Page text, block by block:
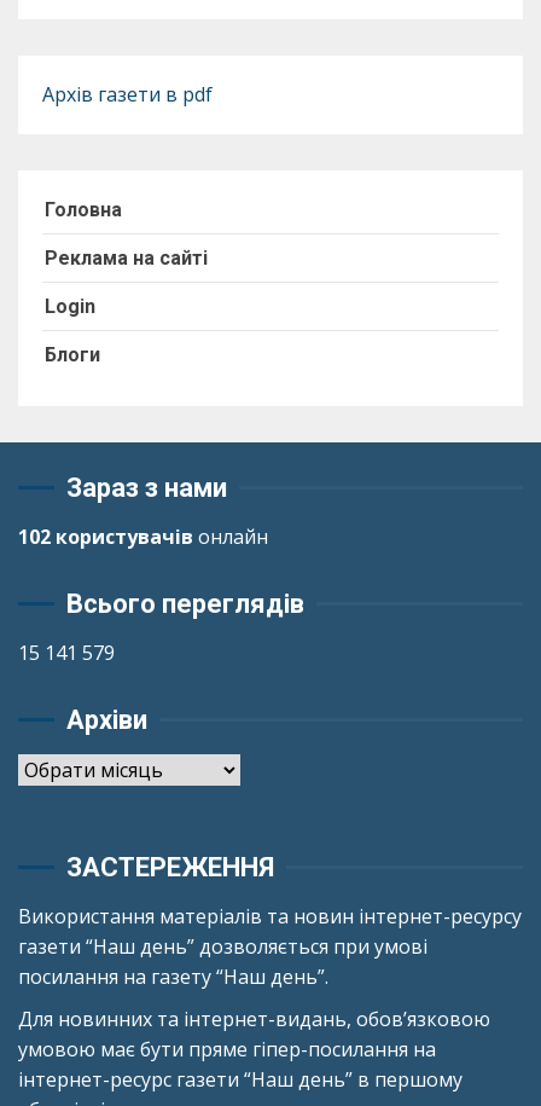
Архів газети в pdf
Головна
Реклама на сайті
Login
Блоги
Зараз з нами
102 користувачів онлайн
Всього переглядів
15 141 579
Архіви
Архіви
ЗАСТЕРЕЖЕННЯ
Використання матеріалів та новин інтернет-ресурсу
газети “Наш день” дозволяється при умові
посилання на газету “Наш день”.
Для новинних та інтернет-видань, обов’язковою
умовою має бути пряме гіпер-посилання на
інтернет-ресурс газети “Наш день” в першому